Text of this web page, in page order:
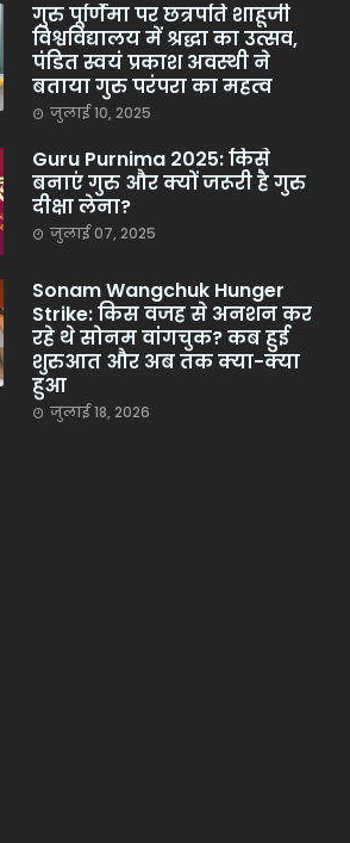
गुरु पूर्णिमा पर छत्रपति शाहूजी
विश्वविद्यालय में श्रद्धा का उत्सव,
पंडित स्वयं प्रकाश अवस्थी ने
बताया गुरु परंपरा का महत्व
जुलाई 10, 2025
Guru Purnima 2025: किसे
बनाएं गुरु और क्यों जरूरी है गुरु
दीक्षा लेना?
जुलाई 07, 2025
Sonam Wangchuk Hunger
Strike: किस वजह से अनशन कर
रहे थे सोनम वांगचुक? कब हुई
शुरुआत और अब तक क्या-क्या
हुआ
जुलाई 18, 2026